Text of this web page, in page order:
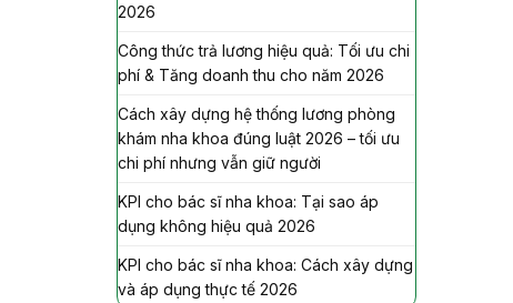
2026
Công thức trả lương hiệu quả: Tối ưu chi
phí & Tăng doanh thu cho năm 2026
Cách xây dựng hệ thống lương phòng
khám nha khoa đúng luật 2026 – tối ưu
chi phí nhưng vẫn giữ người
KPI cho bác sĩ nha khoa: Tại sao áp
dụng không hiệu quả 2026
KPI cho bác sĩ nha khoa: Cách xây dựng
và áp dụng thực tế 2026